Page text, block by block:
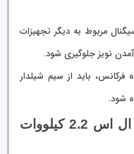
مربوط به دیگر تجهیزات
فرکانس، باید از سیم شیلدار
شود.
اینورتر LS ال اس 2.2 کیلووات